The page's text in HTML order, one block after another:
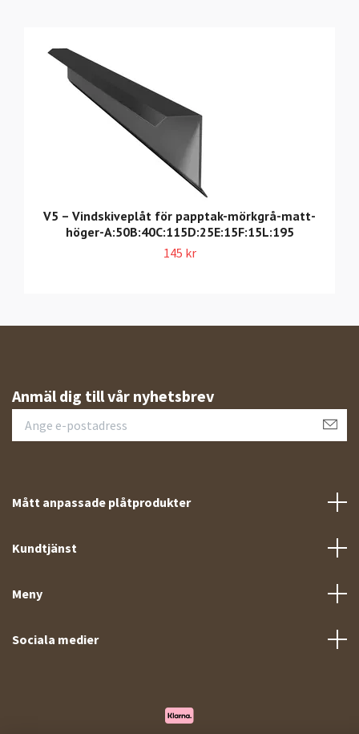
V5 – Vindskiveplåt för papptak-mörkgrå-matt-
höger-A:50B:40C:115D:25E:15F:15L:195
145 kr
Anmäl dig till vår nyhetsbrev
Mått anpassade plåtprodukter
Kundtjänst
Meny
Sociala medier